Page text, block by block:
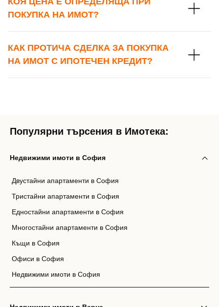
ПОКУПКА НА ИМОТ?
КАК ПРОТИЧА СДЕЛКА ЗА ПОКУПКА
НА ИМОТ С ИПОТЕЧЕН КРЕДИТ?
Популярни търсения в Имотека:
Недвижими имоти в София
Двустайни апартаменти в София
Тристайни апартаменти в София
Едностайни апартаменти в София
Многостайни апартаменти в София
Къщи в София
Офиси в София
Недвижими имоти в София